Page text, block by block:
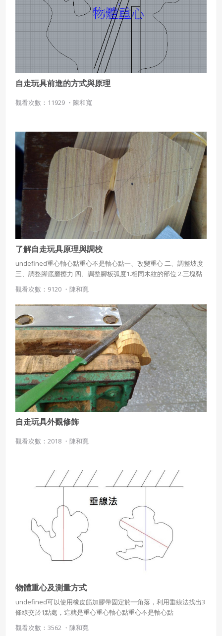
自走玩具前進的方式與原理
觀看次數：11929 ・ 陳和寬
了解自走玩具原理與調校
undefined重心軸心點重心不是軸心點一、改變重心 二、調整坡度
三、調整腳底磨擦力 四、調整腳板弧度1.相同木紋的部位 2.三塊黏
在主體處3.白膠乾後，銼刀修整 4.砂紙砂磨表面
觀看次數：9120 ・ 陳和寬
自走玩具外觀修飾
觀看次數：2018 ・ 陳和寬
物體重心及測量方式
undefined可以使用橡皮筋加膠帶固定於一角落，利用垂線法找出3
條線交於1點處，這就是重心重心軸心點重心不是軸心點
觀看次數：3562 ・ 陳和寬
使用 Facebook 帳號登入
使用 Google 帳號註冊
緣會員有意願吉寶知識系統（本系統），經註冊本
系統表示您同意會員合約：
授權內容：係指吉寶系統有限公司（吉寶系統公司）所有或
經授權使用而置放於吉寶知識系統網站或系統內之著作物。
衍生著作：係指就授權內容改作之創作。
二、會員規範